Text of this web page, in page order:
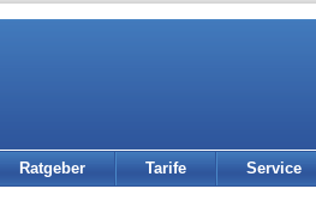
Ratgeber Tarife Service